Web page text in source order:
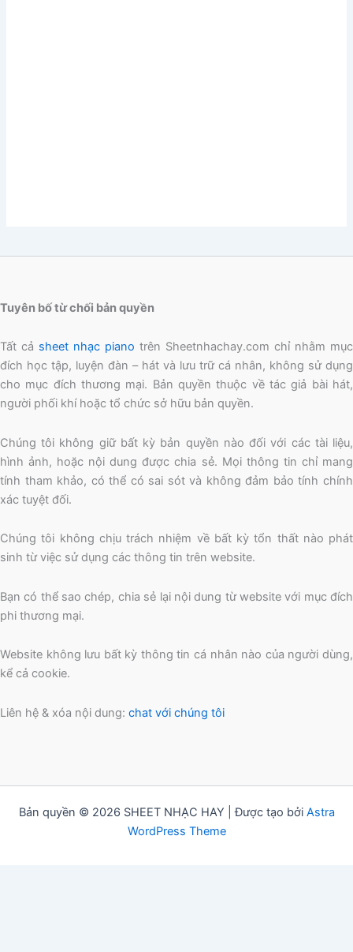
Tuyên bố từ chối bản quyền
Tất cả sheet nhạc piano trên Sheetnhachay.com chỉ nhằm mục
đích học tập, luyện đàn – hát và lưu trữ cá nhân, không sử dụng
cho mục đích thương mại. Bản quyền thuộc về tác giả bài hát,
người phối khí hoặc tổ chức sở hữu bản quyền.
Chúng tôi không giữ bất kỳ bản quyền nào đối với các tài liệu,
hình ảnh, hoặc nội dung được chia sẻ. Mọi thông tin chỉ mang
tính tham khảo, có thể có sai sót và không đảm bảo tính chính
xác tuyệt đối.
Chúng tôi không chịu trách nhiệm về bất kỳ tổn thất nào phát
sinh từ việc sử dụng các thông tin trên website.
Bạn có thể sao chép, chia sẻ lại nội dung từ website với mục đích
phi thương mại.
Website không lưu bất kỳ thông tin cá nhân nào của người dùng,
kể cả cookie.
Liên hệ & xóa nội dung: chat với chúng tôi
Bản quyền © 2026 SHEET NHẠC HAY | Được tạo bởi Astra
WordPress Theme